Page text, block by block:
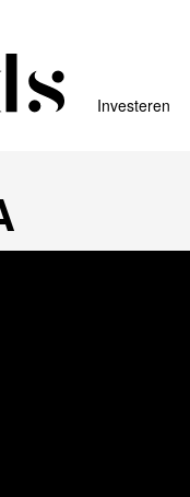
Investeren